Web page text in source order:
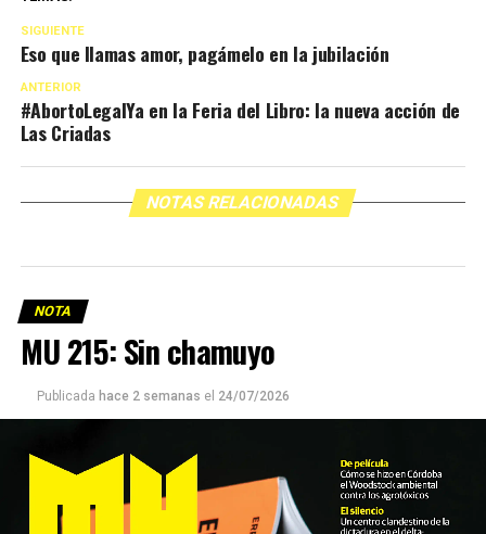
SIGUIENTE
Eso que llamas amor, pagámelo en la jubilación
ANTERIOR
#AbortoLegalYa en la Feria del Libro: la nueva acción de
Las Criadas
NOTAS RELACIONADAS
NOTA
MU 215: Sin chamuyo
Publicada hace 2 semanas el 24/07/2026